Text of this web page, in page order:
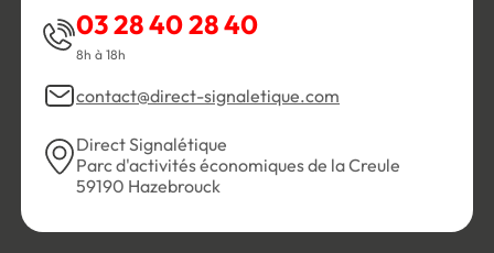
03 28 40 28 40
8h à 18h
contact@direct-signaletique.com
Direct Signalétique
Parc d'activités économiques de la Creule
59190 Hazebrouck